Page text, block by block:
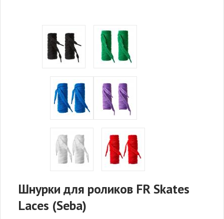
Шнурки для роликов FR Skates
Laces (Seba)